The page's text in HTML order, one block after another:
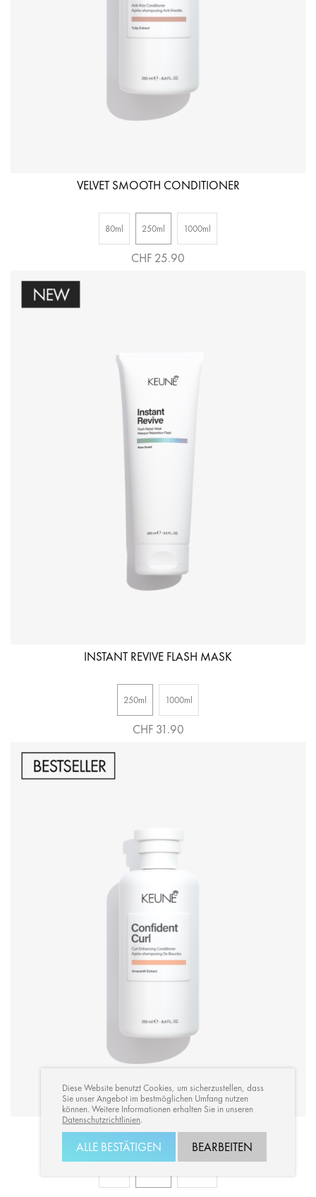
VELVET SMOOTH CONDITIONER
80ml 250ml 1000ml
CHF 25.90
INSTANT REVIVE FLASH MASK
250ml 1000ml
CHF 31.90
CONFIDENT CURL CONDITIONER
Diese Website benutzt Cookies, um sicherzustellen, dass
Sie unser Angebot im bestmöglichen Umfang nutzen
können. Weitere Informationen erhalten Sie in unseren
Datenschutzrichtlinien.
ALLE BESTÄTIGEN BEARBEITEN